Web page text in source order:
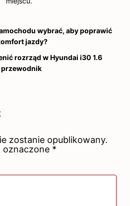
wybrać, aby poprawić
jazdy?
rozrząd w Hyundai i30 1.6
przewodnik
zostanie opublikowany.
oznaczone *